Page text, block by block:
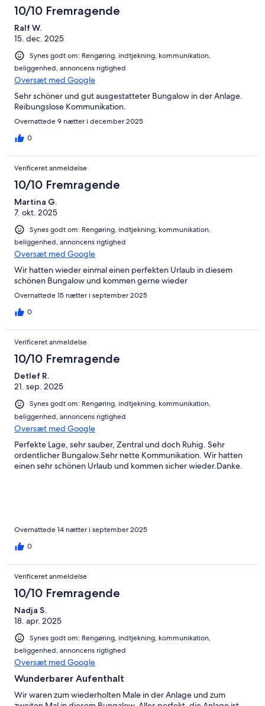
10/10 Fremragende
Ralf W.
15. dec. 2025
Synes godt om: Rengøring, indtjekning, kommunikation,
beliggenhed, annoncens rigtighed
Oversæt med Google
Sehr schöner und gut ausgestatteter Bungalow in der Anlage.
Reibungslose Kommunikation.
Overnattede 9 nætter i december 2025
0
Verificeret anmeldelse
10/10 Fremragende
Martina G.
7. okt. 2025
Synes godt om: Rengøring, indtjekning, kommunikation,
beliggenhed, annoncens rigtighed
Oversæt med Google
Wir hatten wieder einmal einen perfekten Urlaub in diesem
schönen Bungalow und kommen gerne wieder
Overnattede 15 nætter i september 2025
0
Verificeret anmeldelse
10/10 Fremragende
Detlef R.
21. sep. 2025
Synes godt om: Rengøring, indtjekning, kommunikation,
beliggenhed, annoncens rigtighed
Oversæt med Google
Perfekte Lage, sehr sauber, Zentral und doch Ruhig. Sehr
ordentlicher Bungalow.Sehr nette Kommunikation. Wir hatten
einen sehr schönen Urlaub und kommen sicher wieder.Danke.
Overnattede 14 nætter i september 2025
0
Verificeret anmeldelse
10/10 Fremragende
Nadja S.
18. apr. 2025
Synes godt om: Rengøring, indtjekning, kommunikation,
beliggenhed, annoncens rigtighed
Oversæt med Google
Wunderbarer Aufenthalt
Wir waren zum wiederholten Male in der Anlage und zum